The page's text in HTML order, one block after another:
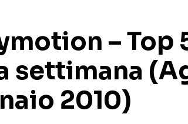
– Top
settimana
2010)